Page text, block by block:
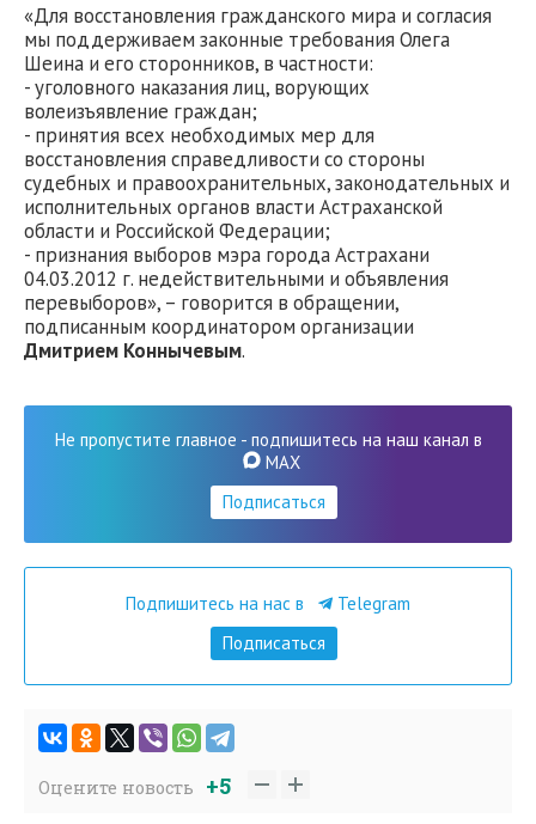
«Для восстановления гражданского мира и согласия
мы поддерживаем законные требования Олега
Шеина и его сторонников, в частности:
- уголовного наказания лиц, ворующих
волеизъявление граждан;
- принятия всех необходимых мер для
восстановления справедливости со стороны
судебных и правоохранительных, законодательных и
исполнительных органов власти Астраханской
области и Российской Федерации;
- признания выборов мэра города Астрахани
04.03.2012 г. недействительными и объявления
перевыборов», – говорится в обращении,
подписанным координатором организации
Дмитрием Коннычевым.
Не пропустите главное - подпишитесь на наш канал в
MAX
Подписаться
Подпишитесь на нас в
Telegram
Подписаться
Оцените новость +5